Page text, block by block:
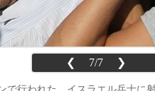
❮ 7/7 ❯